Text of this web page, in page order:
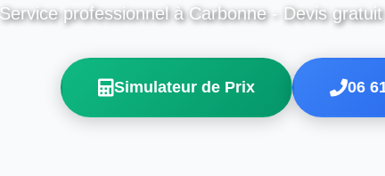
Service professionnel à Carbonne - Devis
Simulateur de Prix 06